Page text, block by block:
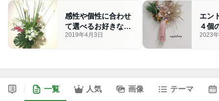
感性や個性に合わせ
て選べるお好きなお
花のレッスン～立川
2019年4月3日
エン
４個
ゃれ
2023
一覧 人気 画像 テーマ